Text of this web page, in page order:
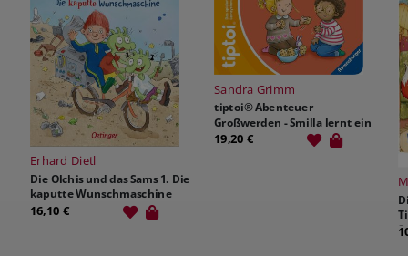
Sandra Grimm
tiptoi® Abenteuer
Großwerden - Smilla lernt ein
gutes Miteinander
19,20 €